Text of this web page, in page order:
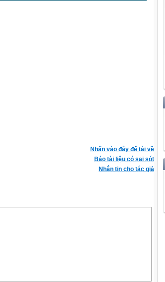
Nhấn vào đây để tải về
Báo tài liệu có sai sót
Nhắn tin cho tác giả